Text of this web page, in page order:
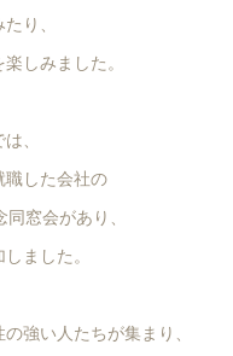
り、
しみました。
、
職した会社の
窓会があり、
ました。
強い人たちが集まり、